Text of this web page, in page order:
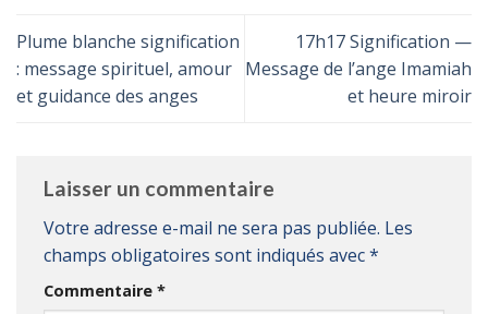
Plume blanche signification
: message spirituel, amour
et guidance des anges
17h17 Signification —
Message de l’ange Imamiah
et heure miroir
Laisser un commentaire
Votre adresse e-mail ne sera pas publiée. Les
champs obligatoires sont indiqués avec*
Commentaire *